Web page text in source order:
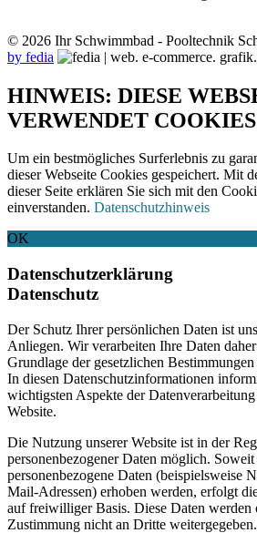
© 2026 Ihr Schwimmbad - Pooltechnik
by fedia
HINWEIS: DIESE
VERWENDET
Um ein bestmögliches Surferlebnis zu
dieser Webseite Cookies gespeichert. Mit
dieser Seite erklären Sie sich mit den
einverstanden. Datenschutzhinweis
OK
Datenschutzerklärung
Datenschutz
Der Schutz Ihrer persönlichen Daten ist
Anliegen. Wir verarbeiten Ihre Daten
Grundlage der gesetzlichen
In diesen Datenschutzinformationen
wichtigsten Aspekte der
Website.
Die Nutzung unserer Website ist in der
personenbezogener Daten möglich. Soweit
personenbezogene Daten (beispielsweise
Mail-Adressen) erhoben werden, erfolgt
auf freiwilliger Basis. Diese Daten werden
Zustimmung nicht an Dritte weitergegeben.